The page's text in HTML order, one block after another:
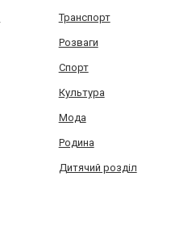
Транспорт
Розваги
Спорт
Культура
Мода
Родина
Дитячий розділ